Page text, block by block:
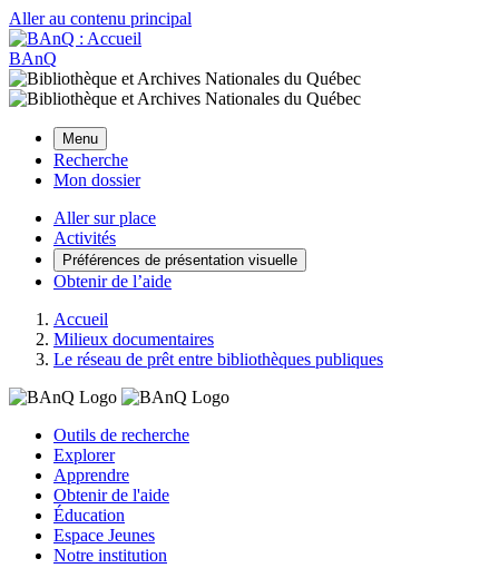
Aller au contenu principal
BAnQ
Menu
Recherche
Mon dossier
Aller sur place
Activités
Préférences de présentation visuelle
Obtenir de l’aide
Accueil
Milieux documentaires
Le réseau de prêt entre bibliothèques publiques
Outils de recherche
Explorer
Apprendre
Obtenir de l'aide
Éducation
Espace Jeunes
Notre institution